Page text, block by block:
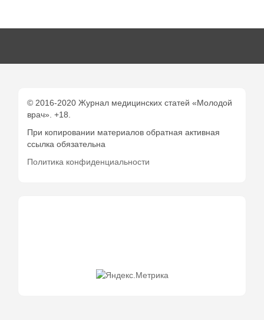
© 2016-2020 Журнал медицинских статей «Молодой
врач». +18.
При копировании материалов обратная активная
ссылка обязательна
Политика конфиденциальности